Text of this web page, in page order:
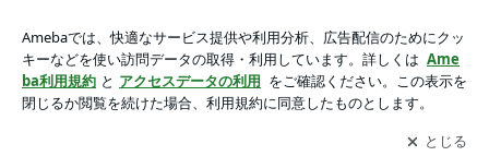
アプリをダウンロードして ブログの更新通知
を受け取りまし
ょう。
開く